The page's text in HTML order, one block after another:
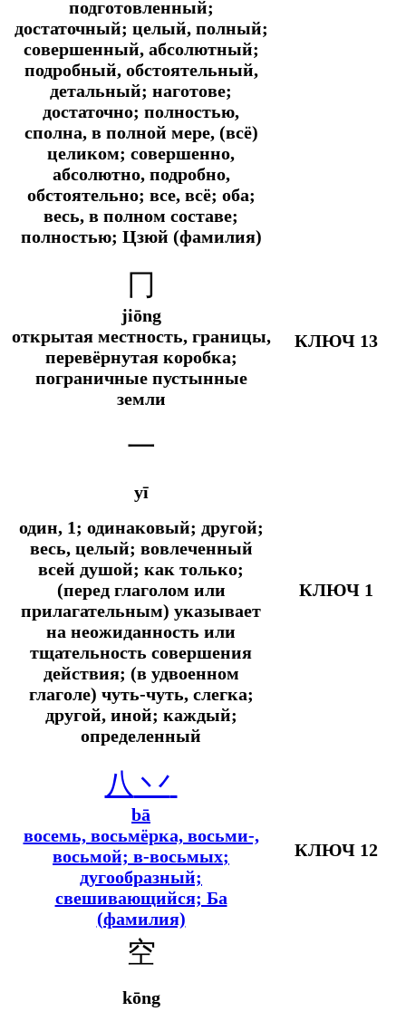
подготовленный;
достаточный; целый, полный;
совершенный, абсолютный;
подробный, обстоятельный,
детальный; наготове;
достаточно; полностью,
сполна, в полной мере, (всё)
целиком; совершенно,
абсолютно, подробно,
обстоятельно; все, всё; оба;
весь, в полном составе;
полностью; Цзюй (фамилия)
冂
jiōng
открытая местность, границы,
перевёрнутая коробка;
пограничные пустынные
земли
КЛЮЧ 13
一
yī
один, 1; одинаковый; другой;
весь, целый; вовлеченный
всей душой; как только;
(перед глаголом или
прилагательным) указывает
на неожиданность или
тщательность совершения
действия; (в удвоенном
глаголе) чуть-чуть, слегка;
другой, иной; каждый;
определенный
КЛЮЧ 1
八 丷
bā
восемь, восьмёрка, восьми-,
восьмой; в-восьмых;
дугообразный;
свешивающийся; Ба
(фамилия)
КЛЮЧ 12
空
kōng